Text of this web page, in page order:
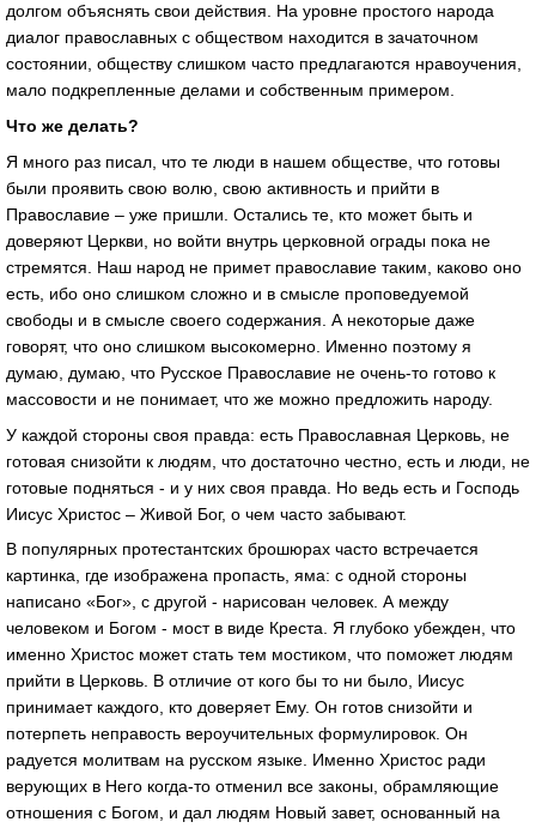
долгом объяснять свои действия. На уровне простого народа
диалог православных с обществом находится в зачаточном
состоянии, обществу слишком часто предлагаются нравоучения,
мало подкрепленные делами и собственным примером.
Что же делать?
Я много раз писал, что те люди в нашем обществе, что готовы
были проявить свою волю, свою активность и прийти в
Православие – уже пришли. Остались те, кто может быть и
доверяют Церкви, но войти внутрь церковной ограды пока не
стремятся. Наш народ не примет православие таким, каково оно
есть, ибо оно слишком сложно и в смысле проповедуемой
свободы и в смысле своего содержания. А некоторые даже
говорят, что оно слишком высокомерно. Именно поэтому я
думаю, думаю, что Русское Православие не очень-то готово к
массовости и не понимает, что же можно предложить народу.
У каждой стороны своя правда: есть Православная Церковь, не
готовая снизойти к людям, что достаточно честно, есть и люди, не
готовые подняться - и у них своя правда. Но ведь есть и Господь
Иисус Христос – Живой Бог, о чем часто забывают.
В популярных протестантских брошюрах часто встречается
картинка, где изображена пропасть, яма: с одной стороны
написано «Бог», с другой - нарисован человек. А между
человеком и Богом - мост в виде Креста. Я глубоко убежден, что
именно Христос может стать тем мостиком, что поможет людям
прийти в Церковь. В отличие от кого бы то ни было, Иисус
принимает каждого, кто доверяет Ему. Он готов снизойти и
потерпеть неправость вероучительных формулировок. Он
радуется молитвам на русском языке. Именно Христос ради
верующих в Него когда-то отменил все законы, обрамляющие
отношения с Богом, и дал людям Новый завет, основанный на